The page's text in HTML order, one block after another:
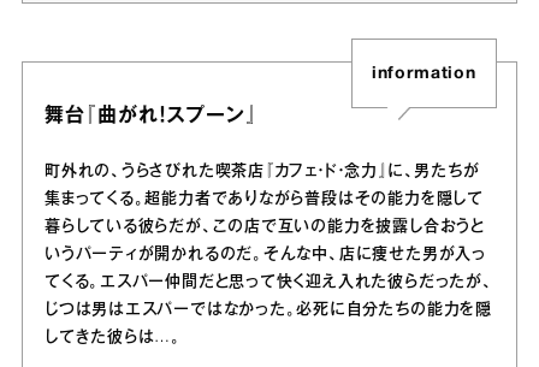
information
舞台『曲がれ！スプーン』
町外れの、うらさびれた喫茶店『カフェ・ド・念力』に、男たちが
集まってくる。超能力者でありながら普段はその能力を隠して
暮らしている彼らだが、この店で互いの能力を披露し合おうと
いうパーティが開かれるのだ。そんな中、店に痩せた男が入っ
てくる。エスパー仲間だと思って快く迎え入れた彼らだったが、
じつは男はエスパーではなかった。必死に自分たちの能力を隠
してきた彼らは…。